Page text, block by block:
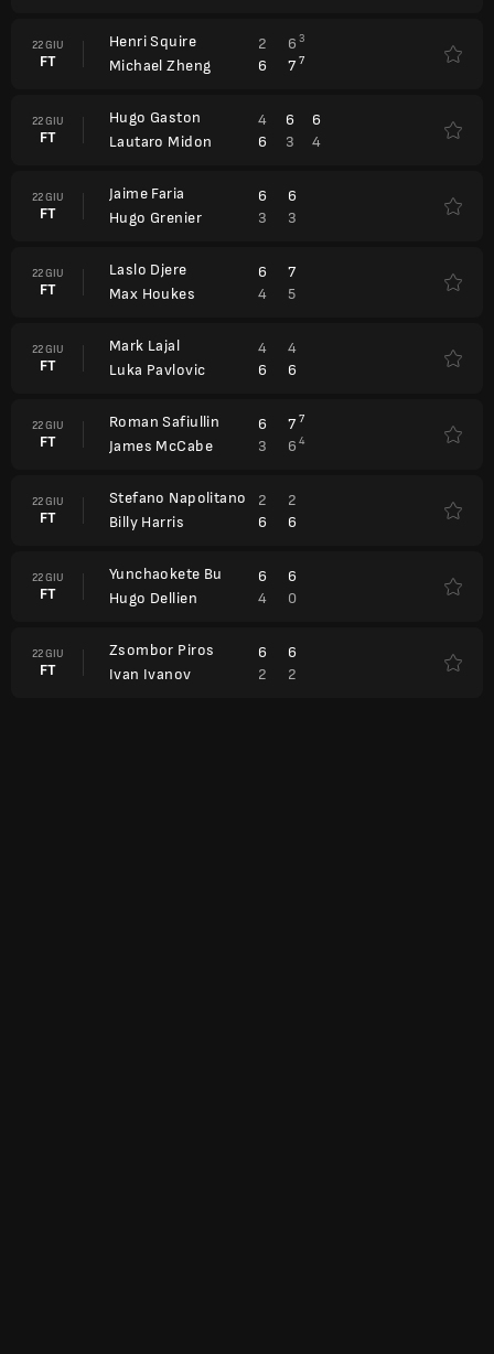
22 GIU
FT
Henri Squire
Michael Zheng
2 6 3
6 7 7
22 GIU
FT
Hugo Gaston
Lautaro Midon
4 6
6
6
3 4
22 GIU
FT
Jaime Faria
Hugo Grenier
6
6
3
3
22 GIU
FT
Laslo Djere
Max Houkes
6
7
4
5
22 GIU
FT
Mark Lajal
Luka Pavlovic
4
4
6
6
22 GIU
FT
Roman Safiullin
James McCabe
6 7 7
3 6 4
22 GIU
FT
Stefano Napolitano
Billy Harris
2
2
6
6
22 GIU
FT
Yunchaokete Bu
Hugo Dellien
6
6
4
0
22 GIU
FT
Zsombor Piros
Ivan Ivanov
6
6
2
2